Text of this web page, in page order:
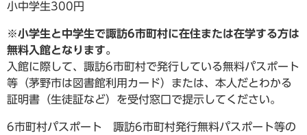
小中学生300円
※小学生と中学生で諏訪6市町村に在住または在学する方は
無料入館となります。
入館に際して、諏訪6市町村で発行している無料パスポート
等（茅野市は図書館利用カード）または、本人だとわかる
証明書（生徒証など）を受付窓口で提示してください。
6市町村パスポート 諏訪6市町村発行無料パスポート等の